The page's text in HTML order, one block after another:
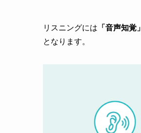
リスニングには 「音声知覚」
となります。